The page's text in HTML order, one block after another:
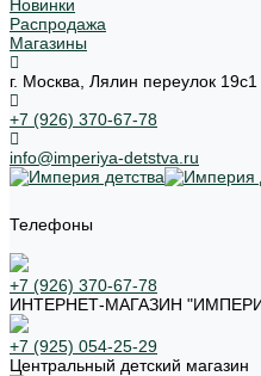
Новинки
Распродажа
Магазины
г. Москва, Лялин переулок 19с1
+7 (926) 370-67-78
info@imperiya-detstva.ru
Телефоны
+7 (926) 370-67-78
ИНТЕРНЕТ-МАГАЗИН
+7 (925) 054-25-29
Центральный детский магазин